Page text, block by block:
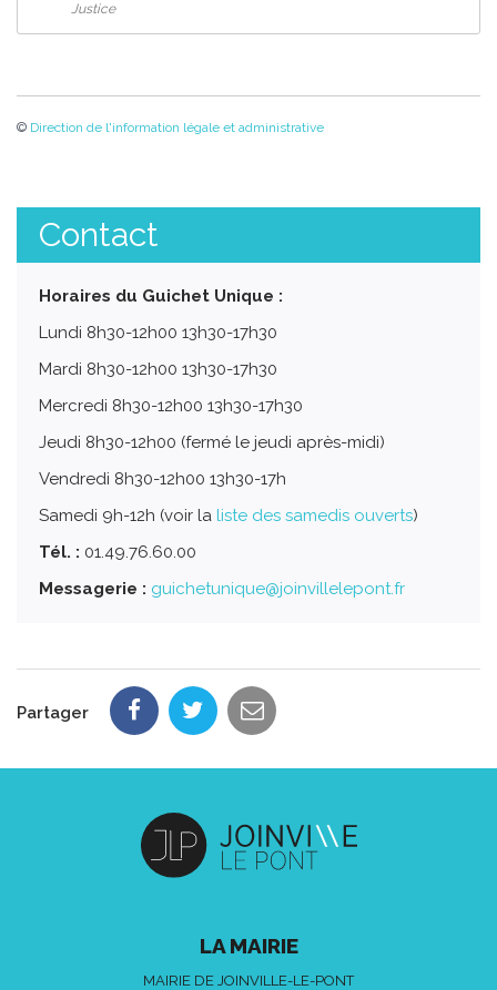
Justice
© Direction de l'information légale et administrative
Contact
Horaires du Guichet Unique :
Lundi 8h30-12h00 13h30-17h30
Mardi 8h30-12h00 13h30-17h30
Mercredi 8h30-12h00 13h30-17h30
Jeudi 8h30-12h00 (fermé le jeudi après-midi)
Vendredi 8h30-12h00 13h30-17h
Samedi 9h-12h (voir la liste des samedis ouverts)
Tél. : 01.49.76.60.00
Messagerie : guichetunique@joinvillelepont.fr
Partager
LA MAIRIE
MAIRIE DE JOINVILLE-LE-PONT